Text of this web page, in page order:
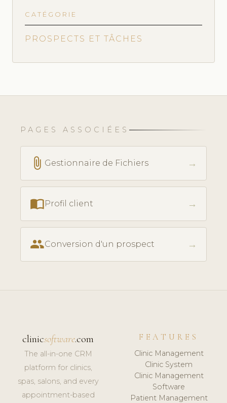
CATÉGORIE
PROSPECTS ET TÂCHES
PAGES ASSOCIÉES
attach_file Gestionnaire de Fichiers →
import_contactsProfil client →
peopleConversion d'un prospect →
clinicsoftware.com
The all-in-one CRM
platform for clinics,
spas, salons, and every
appointment-based
FEATURES
Clinic Management
Clinic System
Clinic Management
Software
Patient Management